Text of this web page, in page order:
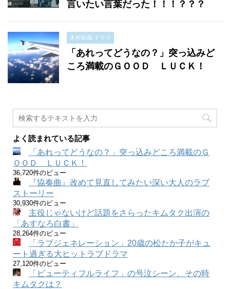
言いたい言葉だった！！！？？？
木村拓哉 ドラマ
「あれってどうなの？」突っ込みど
ころ満載のＧＯＯＤ ＬＵＣＫ！
よく読まれている記事
「あれってどうなの？」突っ込みどころ満載のＧ
ＯＯＤ ＬＵＣＫ！
36,720件のビュー
『協奏曲』改めて見直してみたい深い大人のラブ
ストーリー
30,930件のビュー
主役じゃないけど話題をさらったキムタク出演の
「あすなろ白書」
28,264件のビュー
「ラブジェネレーション」20歳の松たか子がキュ
ート過ぎる大ヒットラブドラマ
27,120件のビュー
「ビューティフルライフ」の号泣シーン、その時
キムタクは？